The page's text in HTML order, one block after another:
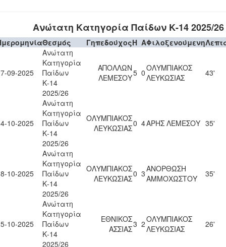
Ανώτατη Κατηγορία Παίδων Κ-14 2025/26
Θεσμός ΓηπεδούχοςH AΦιλοξενούμενη
09-2025
Ανώτατη
Κατηγορία
Παίδων
Κ-14
2025/26
ΑΠΟΛΛΩΝ
ΛΕΜΕΣΟΥ5 0ΟΛΥΜΠΙΑΚΟΣ
ΛΕΥΚΩΣΙΑΣ
43'
10-2025
Ανώτατη
Κατηγορία
Παίδων
Κ-14
2025/26
ΟΛΥΜΠΙΑΚΟΣ
ΛΕΥΚΩΣΙΑΣ0 4ΑΡΗΣ ΛΕΜΕΣΟΥ 35'
10-2025
Ανώτατη
Κατηγορία
Παίδων
Κ-14
2025/26
ΟΛΥΜΠΙΑΚΟΣ
ΛΕΥΚΩΣΙΑΣ0 3ΑΝΟΡΘΩΣΗ
ΑΜΜΟΧΩΣΤΟΥ
35'
10-2025
Ανώτατη
Κατηγορία
Παίδων
Κ-14
2025/26
ΕΘΝΙΚΟΣ
ΑΣΣΙΑΣ3 2ΟΛΥΜΠΙΑΚΟΣ
ΛΕΥΚΩΣΙΑΣ
26'